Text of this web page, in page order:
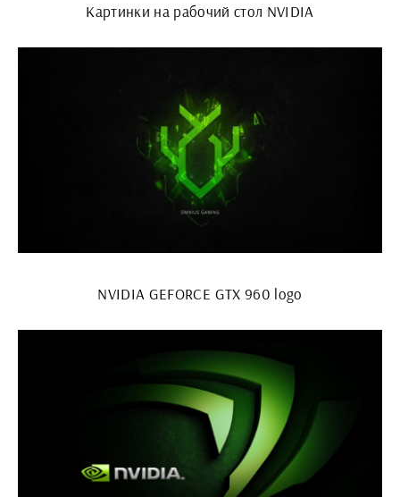
Картинки на рабочий стол NVIDIA
NVIDIA GEFORCE GTX 960 logo